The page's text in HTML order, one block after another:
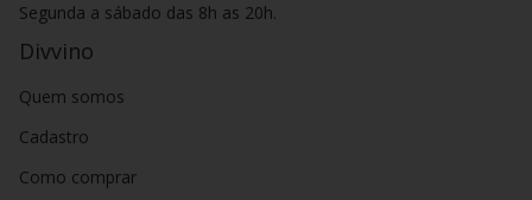
Segunda a sábado das 8h as 20h.
Divvino
Quem somos
Cadastro
Como comprar